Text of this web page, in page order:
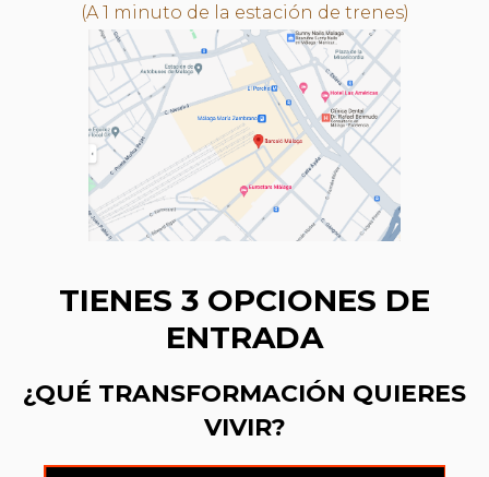
(A 1 minuto de la estación de trenes)
TIENES 3 OPCIONES DE
ENTRADA
¿QUÉ TRANSFORMACIÓN QUIERES
VIVIR?